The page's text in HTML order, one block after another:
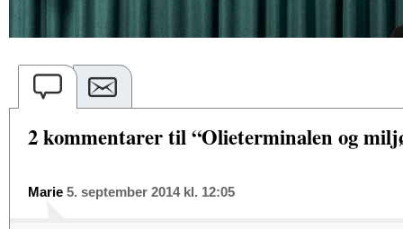
2 kommentarer til “Olieterminalen og
Marie 5. september 2014 kl. 12:05